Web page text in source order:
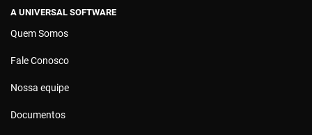
A UNIVERSAL SOFTWARE
Quem Somos
Fale Conosco
Nossa equipe
Documentos